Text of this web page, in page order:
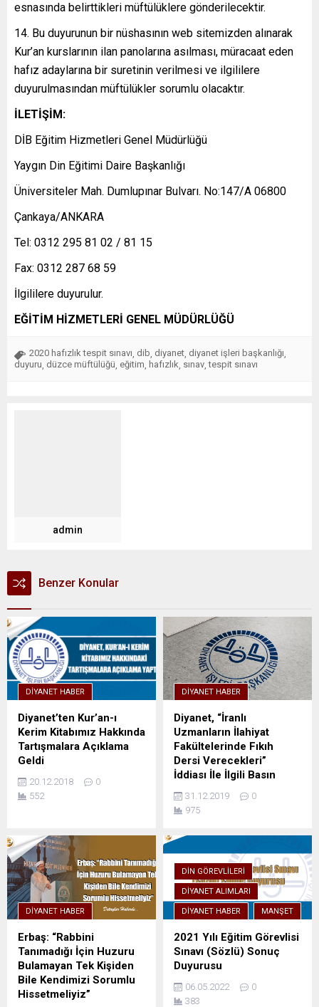
esnasında belirttikleri müftülüklere gönderilecektir.
14. Bu duyurunun bir nüshasının web sitemizden alınarak
Kur’an kurslarının ilan panolarına asılması, müracaat eden
hafız adaylarına bir suretinin verilmesi ve ilgililere
duyurulmasından müftülükler sorumlu olacaktır.
İLETİŞİM:
DİB Eğitim Hizmetleri Genel Müdürlüğü
Yaygın Din Eğitimi Daire Başkanlığı
Üniversiteler Mah. Dumlupınar Bulvarı. No:147/A 06800
Çankaya/ANKARA
Tel: 0312 295 81 02 / 81 15
Fax: 0312 287 68 59
İlgililere duyurulur.
EĞİTİM HİZMETLERİ GENEL MÜDÜRLÜĞÜ
2020 hafızlık tespit sınavı dib diyanet diyanet işleri başkanlığı
duyuru düzce müftülüğü eğitim hafızlık sınav ,tespit sınavı
admin
Benzer Konular
DIYANET HABER
Diyanet’ten Kur’an-ı
Kerim Kitabımız Hakkında
Tartışmalara Açıklama
Geldi
20.12.2018
0
552
DIYANET HABER
Diyanet, “İranlı
Uzmanların İlahiyat
Fakültelerinde Fıkıh
Dersi Verecekleri”
İddiası İle İlgili Basın
Açıklaması
31.12.2019
0
975
DIYANET HABER
Erbaş: “Rabbini
Tanımadığı İçin Huzuru
Bulamayan Tek Kişiden
Bile Kendimizi Sorumlu
Hissetmeliyiz”
DIN GÖREVLILERI
DIYANET ALIMLARI
DIYANET HABER MANŞET
2021 Yılı Eğitim Görevlisi
Sınavı (Sözlü) Sonuç
Duyurusu
06.05.2022
0
383